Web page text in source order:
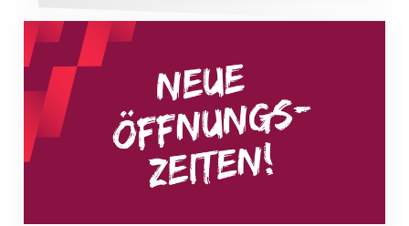
Neue Empfangszeiten ab 1. August 2026